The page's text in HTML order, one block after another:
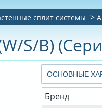
сплит системы
S/B)
ОСНОВНЫЕ
Бренд